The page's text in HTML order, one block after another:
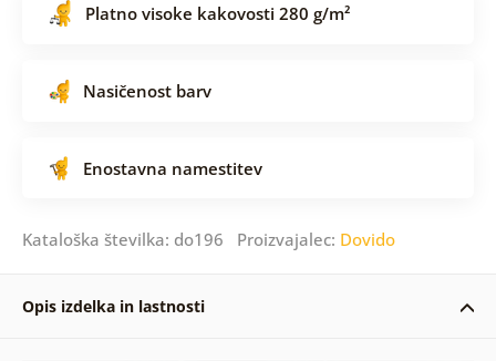
Platno visoke kakovosti 280 g/m²
Nasičenost barv
Enostavna namestitev
Kataloška številka: do196 Proizvajalec: Dovido
Opis izdelka in lastnosti